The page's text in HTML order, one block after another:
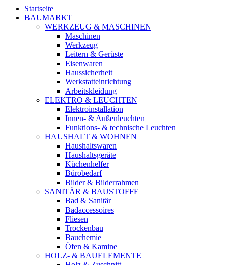
Startseite
BAUMARKT
WERKZEUG & MASCHINEN
Maschinen
Werkzeug
Leitern & Gerüste
Eisenwaren
Haussicherheit
Werkstatteinrichtung
Arbeitskleidung
ELEKTRO & LEUCHTEN
Elektroinstallation
Innen- & Außenleuchten
Funktions- & technische Leuchten
HAUSHALT & WOHNEN
Haushaltswaren
Haushaltsgeräte
Küchenhelfer
Bürobedarf
Bilder & Bilderrahmen
SANITÄR & BAUSTOFFE
Bad & Sanitär
Badaccessoires
Fliesen
Trockenbau
Bauchemie
Öfen & Kamine
HOLZ- & BAUELEMENTE